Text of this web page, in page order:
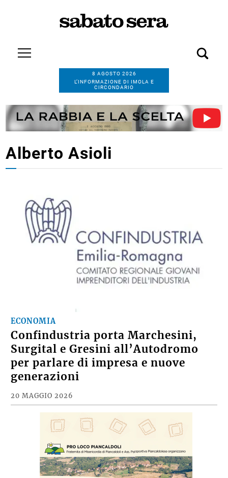
8 AGOSTO 2026
L’INFORMAZIONE DI IMOLA E
CIRCONDARIO
Alberto Asioli
ECONOMIA
Confindustria porta Marchesini,
Surgital e Gresini all’Autodromo
per parlare di impresa e nuove
generazioni
20 MAGGIO 2026